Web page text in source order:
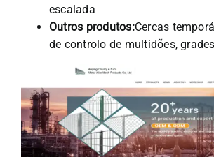
escalada
Outros produtos:Cercas
de controlo de multidões,